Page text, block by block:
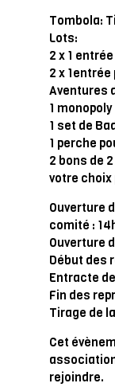
Tombola:
Lots:
2 x 1
2 x 1entrée
Aventures
1 monopoly
1 set de
1 perche
2 bons de
votre choix
Ouverture
comité :
Ouverture
Début des
Entracte
Fin des
Tirage de
Cet
rejoindre.